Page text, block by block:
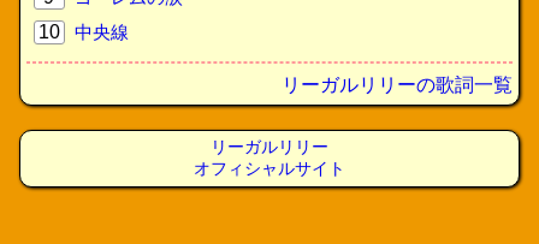
10
中央線
リーガルリリーの歌詞一覧
リーガルリリー
オフィシャルサイト